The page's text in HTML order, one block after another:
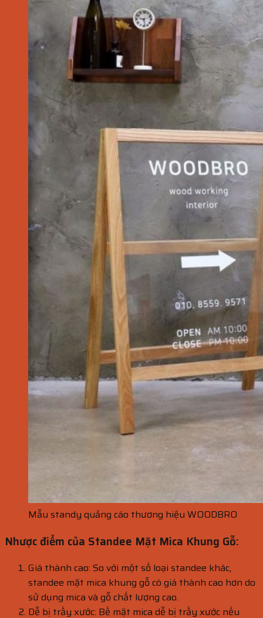
Mẫu standy quảng cáo thương hiệu WOODBRO
Nhược điểm của Standee Mặt Mica Khung Gỗ:
Giá thành cao: So với một số loại standee khác,
standee mặt mica khung gỗ có giá thành cao hơn do
sử dụng mica và gỗ chất lượng cao.
Dễ bị trầy xước: Bề mặt mica dễ bị trầy xước nếu